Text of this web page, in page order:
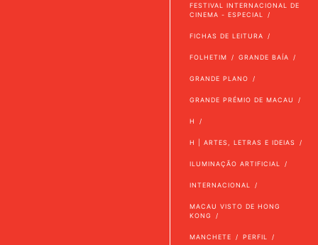
FESTIVAL INTERNACIONAL DE
CINEMA - ESPECIAL
FICHAS DE LEITURA
FOLHETIM GRANDE BAÍA
GRANDE PLANO
GRANDE PRÉMIO DE MACAU
H
H | ARTES, LETRAS E IDEIAS
ILUMINAÇÃO ARTIFICIAL
INTERNACIONAL
MACAU VISTO DE HONG
KONG
MANCHETE PERFIL